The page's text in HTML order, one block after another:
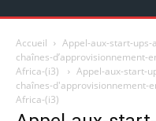
Accueil
Appel-aux-start-ups-
chaînes-d’approvisionnement-
Africa-(i3)
Appel-aux-start-
chaînes-d'approvisionnement-
Africa-(i3)